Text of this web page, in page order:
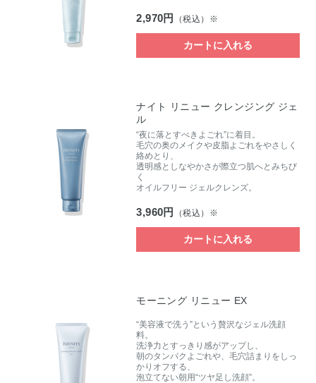
2,970円 （税込）※
カートに入れる
ナイト リニュー クレンジング ジェ
ル
“夜に落とすべきよごれ”に着目。
毛穴の奥のメイクや皮脂よごれをやさしく
絡めとり、
透明感としなやかさが際立つ肌へとみちび
く
オイルフリー ジェルクレンズ。
3,960円 （税込）※
カートに入れる
モーニング リニュー EX
“美容液で洗う”という贅沢なジェル洗顔
料。
洗浄力とすっきり感がアップし、
朝のタンパクよごれや、毛穴詰まりをしっ
かりオフする、
泡立てない朝用“ツヤ足し洗顔”。